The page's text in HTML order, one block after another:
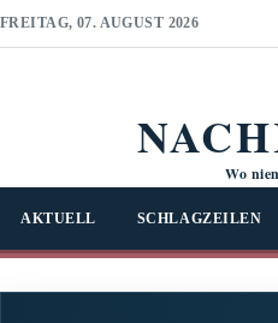
FREITAG, 07. AUGUST 2026
Wo
AKTUELL SCHLAGZEILEN